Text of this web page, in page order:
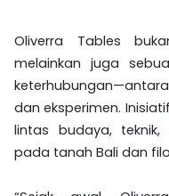
Oliverra Tables
melainkan juga
dan eksperimen.
lintas budaya,
pada tanah Bali dan